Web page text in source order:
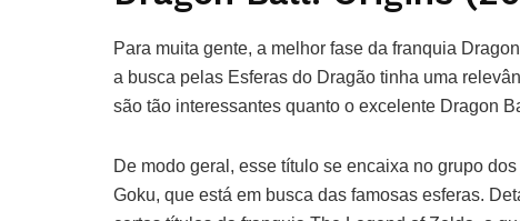
Para muita gente, a melhor fase da franquia
a busca pelas Esferas do Dragão tinha uma
são tão interessantes quanto o excelente Dragon
De modo geral, esse título se encaixa no grupo dos
Goku, que está em busca das famosas esferas.